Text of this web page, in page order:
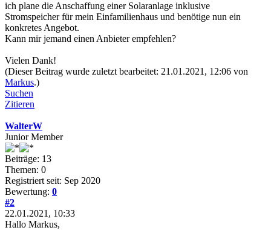
ich plane die Anschaffung einer Solaranlage inklusive
Stromspeicher für mein Einfamilienhaus und benötige nun ein
konkretes Angebot.
Kann mir jemand einen Anbieter empfehlen?
Vielen Dank!
(Dieser Beitrag wurde zuletzt bearbeitet: 21.01.2021, 12:06 von
Markus.)
Suchen
Zitieren
WalterW
Junior Member
Beiträge: 13
Themen: 0
Registriert seit: Sep 2020
Bewertung: 0
#2
22.01.2021, 10:33
Hallo Markus,